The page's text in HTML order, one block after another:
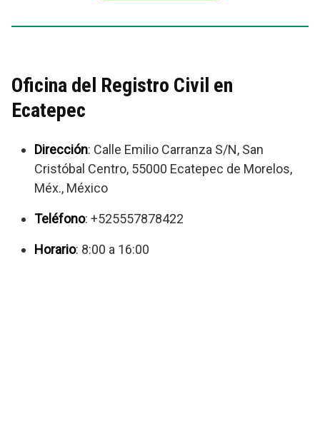
Oficina del Registro Civil en
Ecatepec
Dirección: Calle Emilio Carranza S/N, San
Cristóbal Centro, 55000 Ecatepec de Morelos,
Méx., México
Teléfono: +525557878422
Horario: 8:00 a 16:00